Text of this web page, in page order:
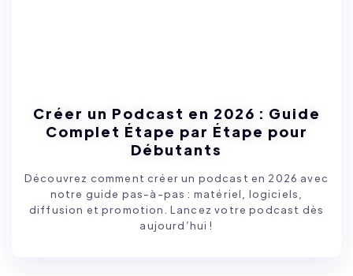
Créer un Podcast en 2026 : Guide
Complet Étape par Étape pour
Débutants
Découvrez comment créer un podcast en 2026 avec
notre guide pas-à-pas : matériel, logiciels,
diffusion et promotion. Lancez votre podcast dès
aujourd’hui !